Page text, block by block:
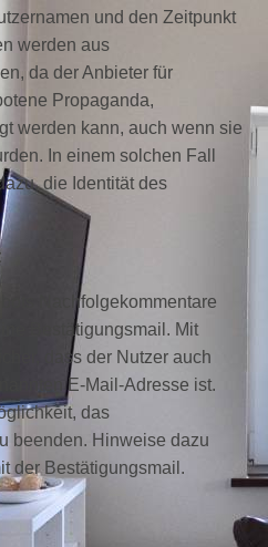
und den Zeitpunkt
werden aus
da der Anbieter für
Propaganda,
werden kann, auch wenn sie
In einem solchen Fall
die Identität des
Nachfolgekommentare
Bestätigungsmail. Mit
dass der Nutzer auch
E-Mail-Adresse ist.
das
beenden. Hinweise dazu
der Bestätigungsmail.